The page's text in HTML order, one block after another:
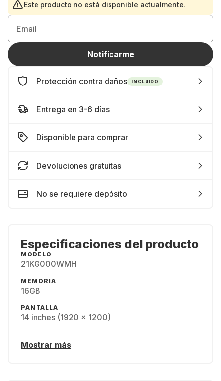
Este producto no está disponible actualmente.
Email
Notificarme
Protección contra daños INCLUIDO
Entrega en 3-6 días
Disponible para comprar
Devoluciones gratuitas
No se requiere depósito
Especificaciones del producto
MODELO
21KG000WMH
MEMORIA
16GB
PANTALLA
14 inches (1920 x 1200)
Mostrar más